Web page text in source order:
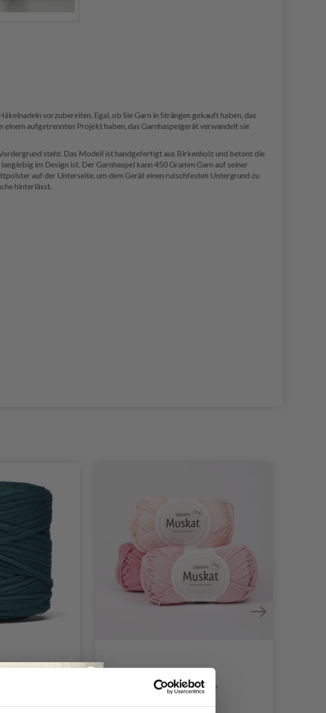
vorzubereiten. Egal, ob Sie Garn in Strängen gekauft haben, das
aufgetrennten Projekt haben, das Garnhaspelgerät verwandelt sie
steht. Das Modell ist handgefertigt aus Birkenholz und betont die
im Design ist. Der Garnhaspel kann 450 Gramm Garn auf seiner
auf der Unterseite, um dem Gerät einen rutschfesten Untergrund zu
hinterlässt.
DROPS MUSKAT
EUR 1.99